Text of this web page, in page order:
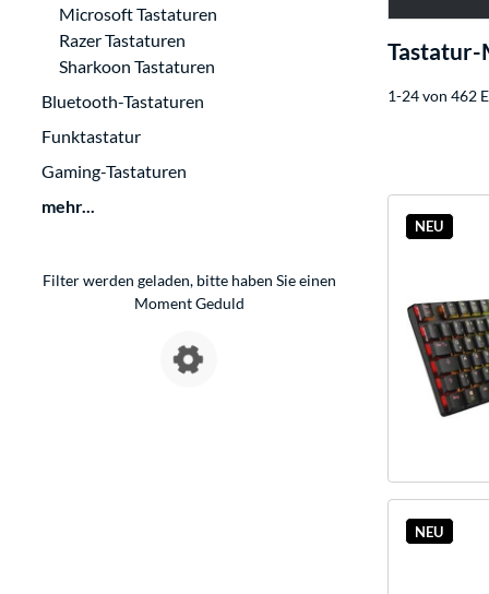
Microsoft Tastaturen
Razer Tastaturen
Sharkoon Tastaturen
Bluetooth-Tastaturen
Funktastatur
Gaming-Tastaturen
mehr...
Filter werden geladen, bitte haben Sie einen
Moment Geduld
Tastatur-
1-24 von 462
NEU
NEU